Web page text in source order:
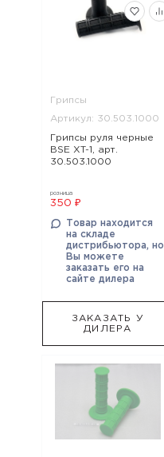
Грипсы
Артикул: 30.503.1000
Грипсы руля черные
BSE XT-1, арт.
30.503.1000
розница
350 ₽
Товар находится
на складе
дистрибьютора, но
Вы можете
заказать его на
сайте дилера
ЗАКАЗАТЬ У
ДИЛЕРА